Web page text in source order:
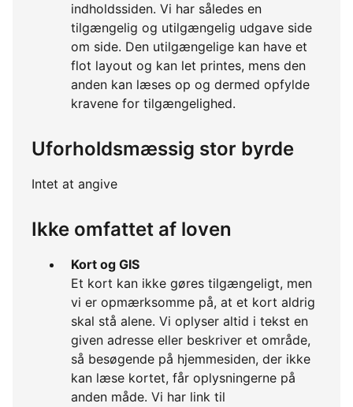
indholdssiden. Vi har således en
tilgængelig og utilgængelig udgave side
om side. Den utilgængelige kan have et
flot layout og kan let printes, mens den
anden kan læses op og dermed opfylde
kravene for tilgængelighed.
Uforholdsmæssig stor byrde
Intet at angive
Ikke omfattet af loven
Kort og GIS
Et kort kan ikke gøres tilgængeligt, men
vi er opmærksomme på, at et kort aldrig
skal stå alene. Vi oplyser altid i tekst en
given adresse eller beskriver et område,
så besøgende på hjemmesiden, der ikke
kan læse kortet, får oplysningerne på
anden måde. Vi har link til